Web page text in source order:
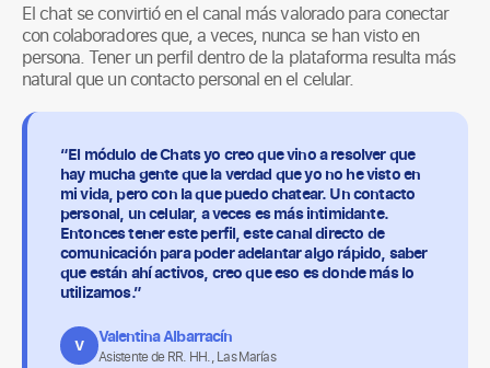
El chat se convirtió en el canal más valorado para conectar
con colaboradores que, a veces, nunca se han visto en
persona. Tener un perfil dentro de la plataforma resulta más
natural que un contacto personal en el celular.
“El módulo de Chats yo creo que vino a resolver que
hay mucha gente que la verdad que yo no he visto en
mi vida, pero con la que puedo chatear. Un contacto
personal, un celular, a veces es más intimidante.
Entonces tener este perfil, este canal directo de
comunicación para poder adelantar algo rápido, saber
que están ahí activos, creo que eso es donde más lo
utilizamos.”
V Valentina Albarracín
Asistente de RR. HH., Las Marías